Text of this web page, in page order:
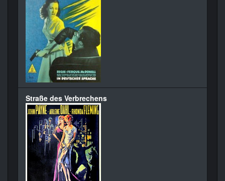
Straße des Verbrechens